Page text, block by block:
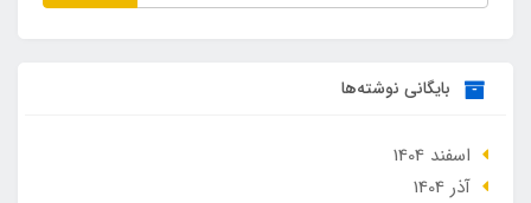
بایگانی نوشته‌ها
اسفند 1404
آذر 1404